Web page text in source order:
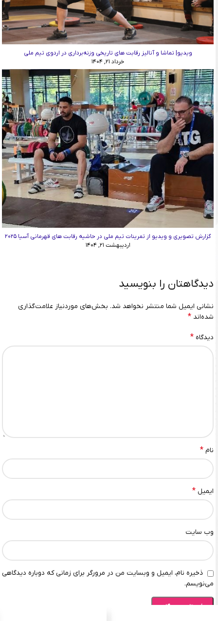
ویدیو| تماشا و آنالیز رقابت ‌های تاریخی وزنه‌برداری در اردوی تیم ملی
خرداد ۲۱, ۱۴۰۴
گزارش تصویری و ویدیو از تمرینات تیم ملی در حاشیه رقابت های قهرمانی آسیا ۲۰۲۵
اردیبهشت ۲۱, ۱۴۰۴
دیدگاهتان را بنویسید
نشانی ایمیل شما منتشر نخواهد شد. بخش‌های موردنیاز علامت‌گذاری
شده‌اند *
دیدگاه *
نام *
ایمیل *
وب‌ سایت
ذخیره نام، ایمیل و وبسایت من در مرورگر برای زمانی که دوباره دیدگاهی
می‌نویسم.